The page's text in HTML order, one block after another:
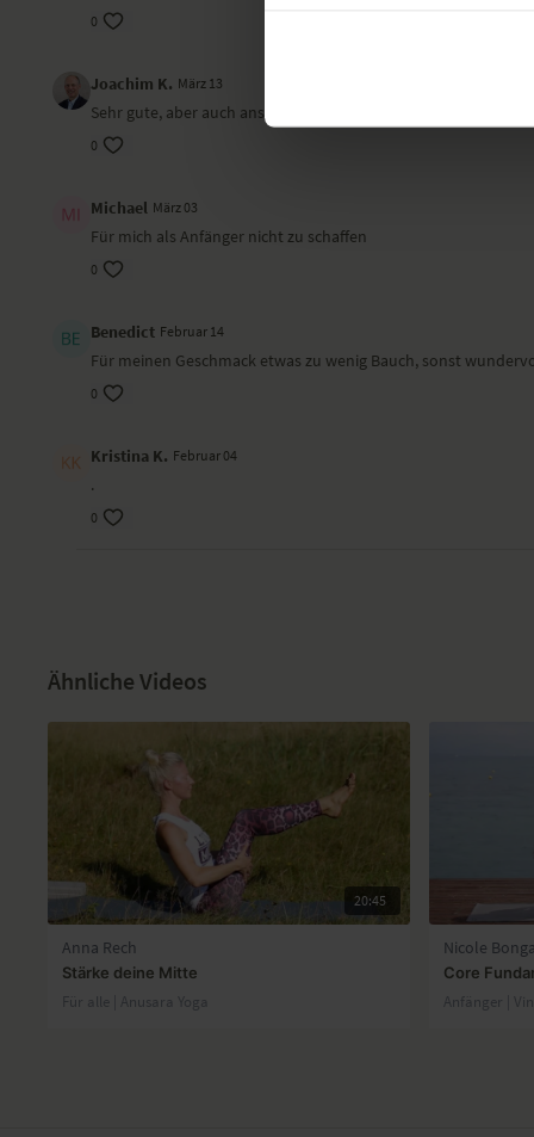
0
Joachim K. März 13
Sehr gute, aber auch anstrengende Praxis! Hat Spaß und
0
Michael März 03
Für mich als Anfänger nicht zu schaffen
0
Benedict Februar 14
Für meinen Geschmack etwas zu wenig Bauch, sonst
0
Kristina K. Februar 04
.
0
Ähnliche Videos
20:45
Anna Rech
Stärke deine Mitte
Für alle | Anusara Yoga
Nicole
Core
Anfänger |